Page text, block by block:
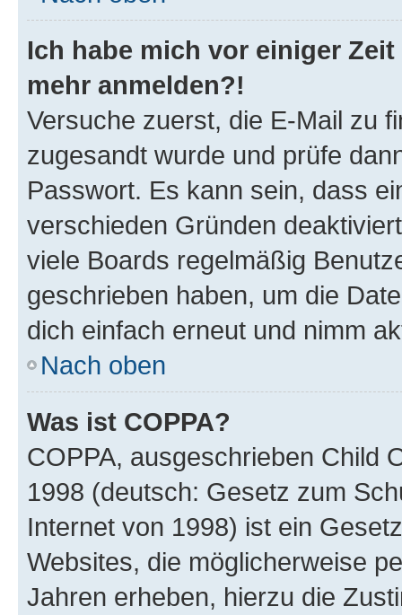
Ich habe mich vor einiger
mehr anmelden?!
Versuche zuerst, die E-Mail zu
zugesandt wurde und prüfe
Passwort. Es kann sein, dass
verschieden Gründen
viele Boards regelmäßig
geschrieben haben, um die
dich einfach erneut und nimm
Nach oben
Was ist COPPA?
COPPA, ausgeschrieben Child
1998 (deutsch: Gesetz zum
Internet von 1998) ist ein
Websites, die möglicherweise
Jahren erheben, hierzu die